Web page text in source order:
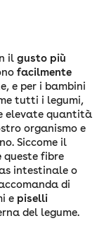
il gusto più
facilmente
e per i bambini
tutti i legumi,
elevate quantità
organismo e
Siccome il
queste fibre
intestinale o
di
e piselli
del legume.